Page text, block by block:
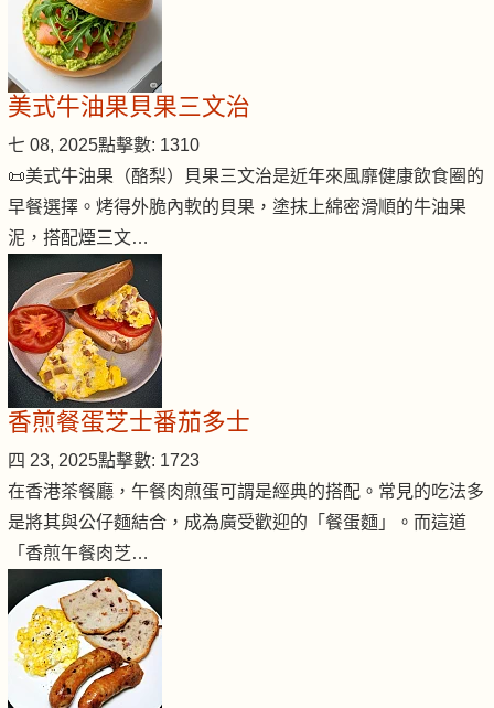
美式牛油果貝果三文治
七 08, 2025點擊數: 1310
📜美式牛油果（酪梨）貝果三文治是近年來風靡健康飲食圈的
早餐選擇。烤得外脆內軟的貝果，塗抹上綿密滑順的牛油果
泥，搭配煙三文…
香煎餐蛋芝士番茄多士
四 23, 2025點擊數: 1723
在香港茶餐廳，午餐肉煎蛋可謂是經典的搭配。常見的吃法多
是將其與公仔麵結合，成為廣受歡迎的「餐蛋麵」。而這道
「香煎午餐肉芝…